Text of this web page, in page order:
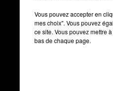
Vous pouvez accepter en
mes choix". Vous pouvez
ce site. Vous pouvez mettre
bas de chaque page.